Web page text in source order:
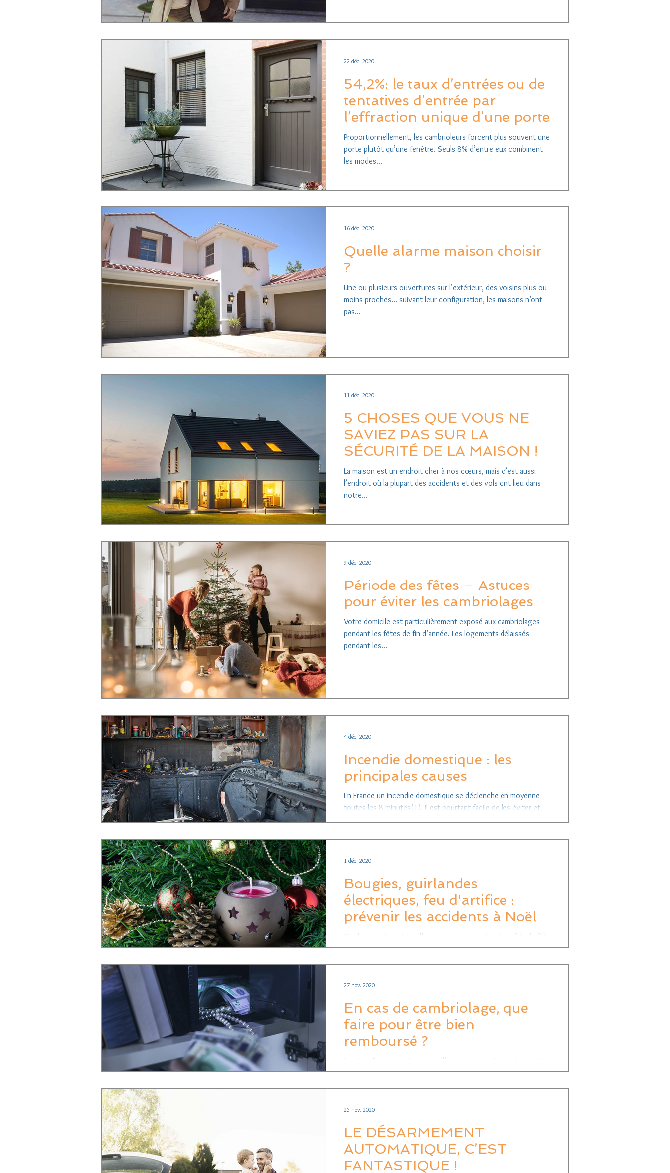
54,2%: le taux d’entrées ou de
tentatives d’entrée par
l’effraction unique d’une porte
Proportionnellement, les cambrioleurs forcent plus souvent une
porte plutôt qu’une fenêtre. Seuls 8% d’entre eux combinent
les modes...
22 déc. 2020
Quelle alarme maison choisir
?
Une ou plusieurs ouvertures sur l’extérieur, des voisins plus ou
moins proches... suivant leur configuration, les maisons n’ont
pas...
16 déc. 2020
5 CHOSES QUE VOUS NE
SAVIEZ PAS SUR LA
SÉCURITÉ DE LA MAISON !
La maison est un endroit cher à nos cœurs, mais c’est aussi
l’endroit où la plupart des accidents et des vols ont lieu dans
notre...
11 déc. 2020
Période des fêtes – Astuces
pour éviter les cambriolages
Votre domicile est particulièrement exposé aux cambriolages
pendant les fêtes de fin d’année. Les logements délaissés
pendant les...
9 déc. 2020
Incendie domestique : les
principales causes
En France un incendie domestique se déclenche en moyenne
toutes les 8 minutes(1). Il est pourtant facile de les éviter et
ainsi sauver...
4 déc. 2020
Bougies, guirlandes
électriques, feu d'artifice :
prévenir les accidents à Noël
Quelques précautions d’usage vous permettront de faire la fête
en évitant qu’elle ne tourne au drame. Les bougies et les
1 déc. 2020
En cas de cambriolage, que
faire pour être bien
remboursé ?
Voici les 5 mesures à prendre d’urgence pour être indemnisé
correctement après un cambriolage. Suivez ce guide pratique
27 nov. 2020
LE DÉSARMEMENT
AUTOMATIQUE, C’EST
FANTASTIQUE !
25 nov. 2020